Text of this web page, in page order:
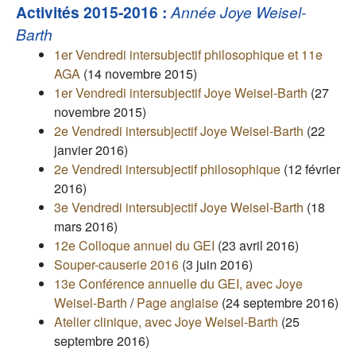
Activités 2015-2016 :Année Joye Weisel-
Barth
1er Vendredi intersubjectif philosophique et 11e
AGA (14 novembre 2015)
1er Vendredi intersubjectif Joye Weisel-Barth (27
novembre 2015)
2e Vendredi intersubjectif Joye Weisel-Barth (22
janvier 2016)
2e Vendredi intersubjectif philosophique (12 février
2016)
3e Vendredi intersubjectif Joye Weisel-Barth (18
mars 2016)
12e Colloque annuel du GEI (23 avril 2016)
Souper-causerie 2016 (3 juin 2016)
13e Conférence annuelle du GEI, avec Joye
Weisel-Barth /Page anglaise (24 septembre 2016)
Atelier clinique, avec Joye Weisel-Barth (25
septembre 2016)